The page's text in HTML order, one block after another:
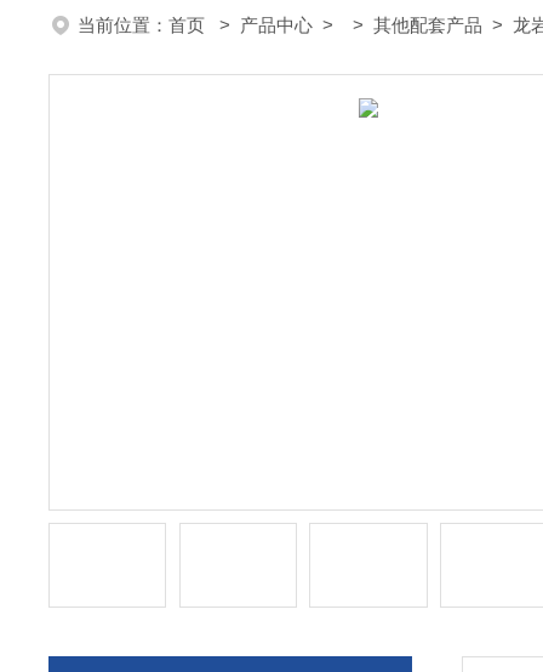
当前位置： 首页 > 产品中心 > > 其他配套产品 > 龙